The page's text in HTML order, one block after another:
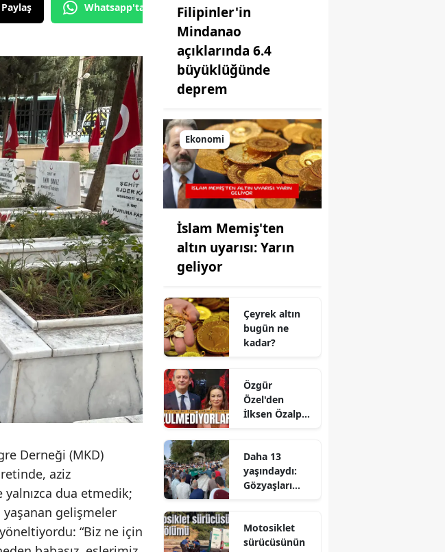
Whatsapp'tan Gönder
Derneği (MKD)
aziz
dua etmedik;
yaşanan gelişmeler
“Biz ne için
Filipinler'in
Mindanao
açıklarında 6.4
büyüklüğünde
deprem
Ekonomi
İslam Memiş'ten
altın uyarısı: Yarın
geliyor
Çeyrek altın
bugün ne
kadar?
Özgür
Özel'den
İlksen Özalper
Daha 13
yaşındaydı:
Gözyaşları
Motosiklet
sürücüsünün